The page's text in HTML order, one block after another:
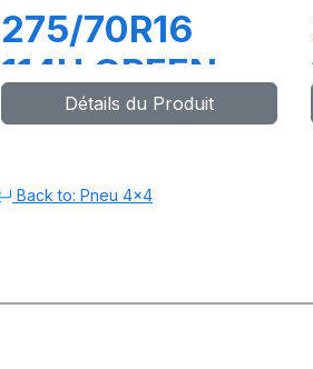
275/70R16
114H GREEN-
MAX 4X4
Détails du Produit
Back to: Pneu 4x4